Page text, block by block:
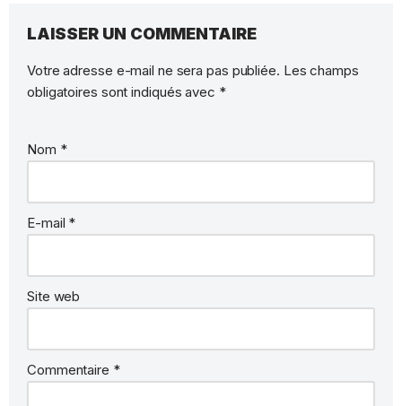
LAISSER UN COMMENTAIRE
Votre adresse e-mail ne sera pas publiée. Les champs
obligatoires sont indiqués avec *
Nom *
E-mail *
Site web
Commentaire *